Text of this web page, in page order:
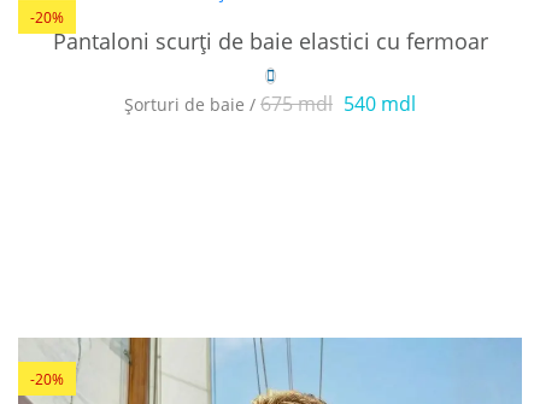
-20%
Pantaloni scurți de baie elastici cu fermoar
Șorturi de baie / 675 mdl 540 mdl
-20%